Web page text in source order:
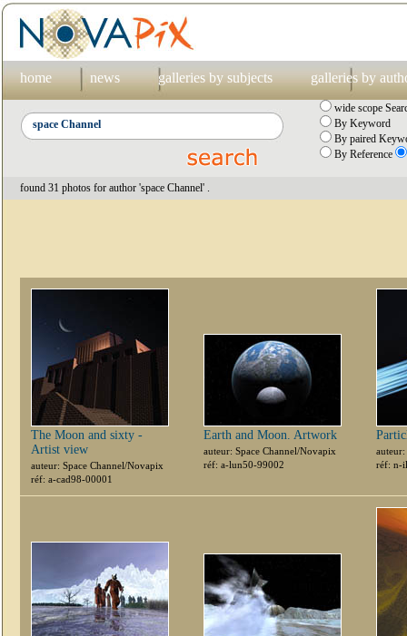
home news galleries by subjects galleries by
wide scope
By Keyword
By paired
By Reference
found 31 photos for author 'space Channel' .
The Moon and sixty -
Artist view
auteur: Space Channel/Novapix
réf: a-cad98-00001
Earth and Moon. Artwork
auteur: Space Channel/Novapix
réf: a-lun50-99002
réf: n-